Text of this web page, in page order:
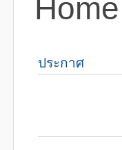
Home
ประกาศ